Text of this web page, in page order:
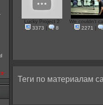
Lucky Project 2
3373 | 8
We couldn't
2271 |
Теги по материалам